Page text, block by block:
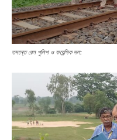
তদন্তে রেল পুলিশ ও ফরেন্সিক দল: